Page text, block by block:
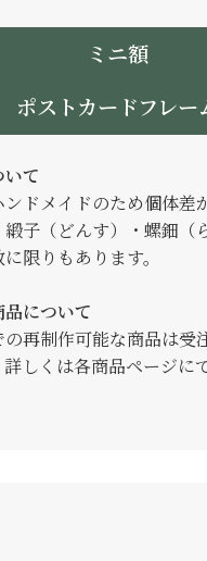
ミニ額
ポストカードフレー
て
ンドメイドのため個体差
緞子（どんす）・螺鈿（
限りもあります。
について
の再制作可能な商品は受
しくは各商品ページに